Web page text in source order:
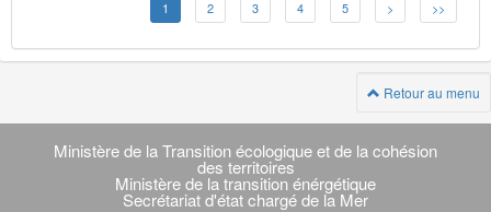
1 2 3 4 5 > >>
Retour au menu
Navigation
transverse
Ministère de la Transition écologique et de la cohésion
des territoires
Ministère de la transition énérgétique
Secrétariat d'état chargé de la Mer